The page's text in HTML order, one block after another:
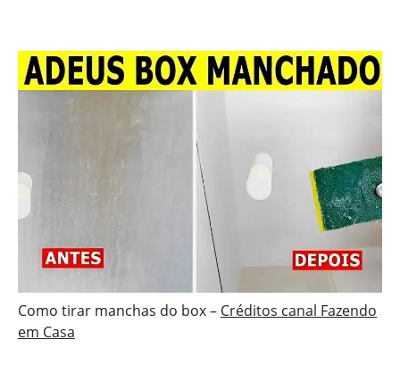
Como tirar manchas do box – Créditos canal Fazendo
em Casa